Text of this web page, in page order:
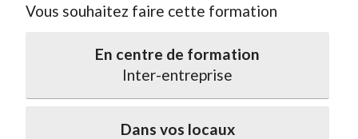
Vous souhaitez faire cette formation
En centre de formation
Inter-entreprise
Dans vos locaux